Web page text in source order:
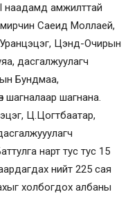
наадамд амжилттай
Саеид Моллаей,
Цэнд-Очирын
дасгалжуулагч
Бундмаа,
шагналаар шагнана.
Ц.Цогтбаатар,
нарт тус тус 15
нийт 225 сая
холбогдох албаны